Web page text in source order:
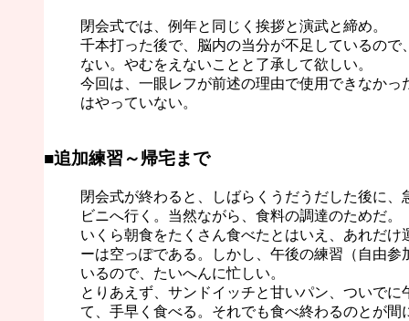
閉会式では、例年と同じく挨拶と演武と締め。
千本打った後で、脳内の当分が不足しているので
ない。やむをえないことと了承して欲しい。
今回は、一眼レフが前述の理由で使用できなかっ
はやっていない。
■追加練習～帰宅まで
閉会式が終わると、しばらくうだうだした後に、
ビニへ行く。当然ながら、食料の調達のためだ。
いくら朝食をたくさん食べたとはいえ、あれだけ
ーは空っぽである。しかし、午後の練習（自由参
いるので、たいへんに忙しい。
とりあえず、サンドイッチと甘いパン、ついでに
て、手早く食べる。それでも食べ終わるのとが間